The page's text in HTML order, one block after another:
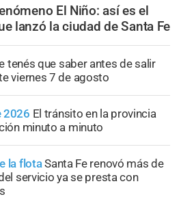
El Niño: así es el
lanzó la ciudad de Santa Fe
tenés que saber antes de salir
viernes 7 de agosto
2026 El tránsito en la provincia
minuto a minuto
la flotaSanta Fe renovó más de
servicio ya se presta con